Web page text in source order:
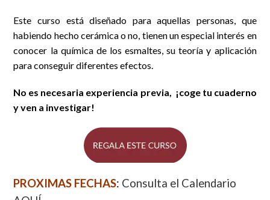
Este curso está diseñado para aquellas personas, que
habiendo hecho cerámica o no, tienen un especial interés en
conocer la química de los esmaltes, su teoría y aplicación
para conseguir diferentes efectos.
No es necesaria experiencia previa, ¡coge tu cuaderno
y ven a investigar!
PROXIMAS FECHAS: Consulta el Calendario